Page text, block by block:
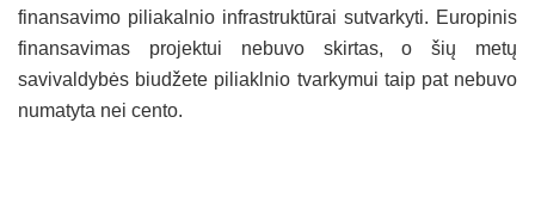
finansavimo piliakalnio infrastruktūrai sutvarkyti. Europinis
finansavimas projektui nebuvo skirtas, o šių metų
savivaldybės biudžete piliaklnio tvarkymui taip pat nebuvo
numatyta nei cento.